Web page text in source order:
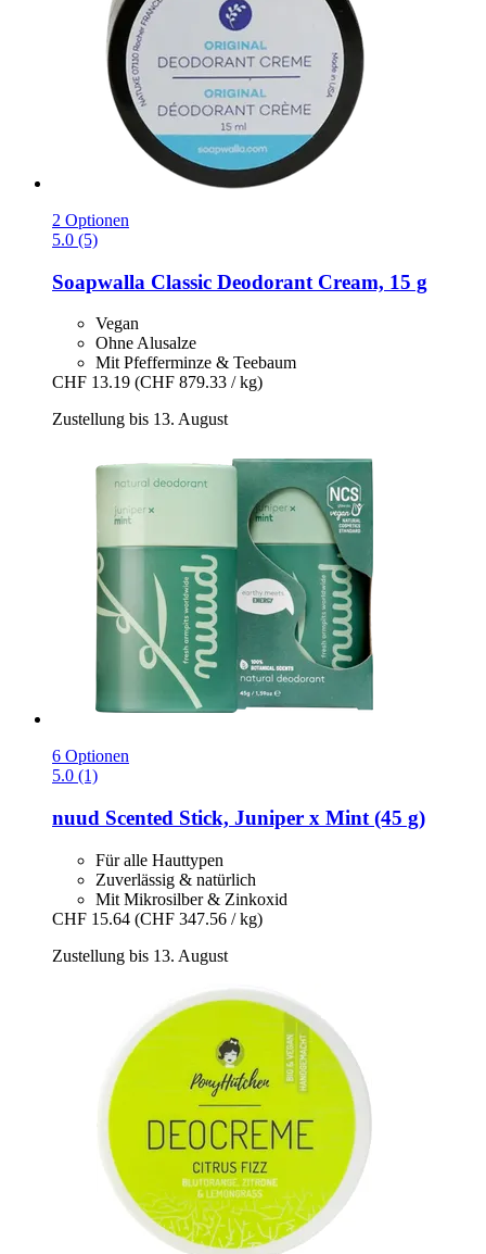
2 Optionen
5.0 (5)
Soapwalla Classic Deodorant Cream, 15 g
Vegan
Ohne Alusalze
Mit Pfefferminze & Teebaum
CHF 13.19 (CHF 879.33 / kg)
Zustellung bis 13. August
6 Optionen
5.0 (1)
nuud Scented Stick, Juniper x Mint (45 g)
Für alle Hauttypen
Zuverlässig & natürlich
Mit Mikrosilber & Zinkoxid
CHF 15.64 (CHF 347.56 / kg)
Zustellung bis 13. August